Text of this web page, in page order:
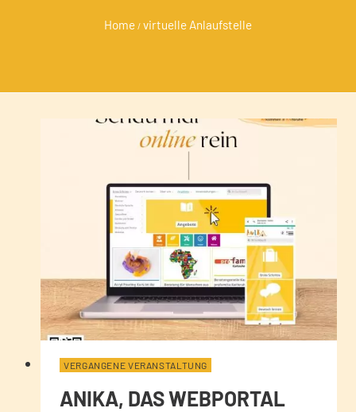
Home / virtuelle Anlaufstelle
VERGANGENE VERANSTALTUNG
ANIKA, DAS WEBPORTAL